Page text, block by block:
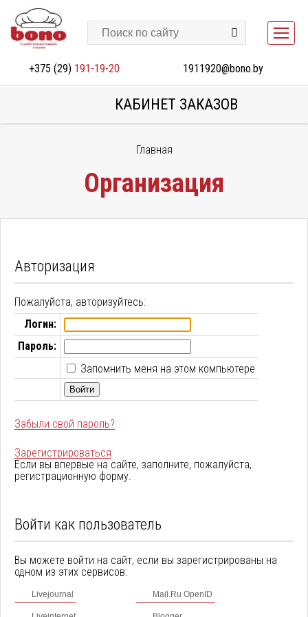
+375 (29) 191-19-20 1911920@bono.by
КАБИНЕТ ЗАКАЗОВ
Главная
Организация
Авторизация
Пожалуйста, авторизуйтесь:
Логин:
Пароль:
Запомнить меня на этом компьютере
Забыли свой пароль?
Зарегистрироваться
Если вы впервые на сайте, заполните, пожалуйста,
регистрационную форму.
Войти как пользователь
Вы можете войти на сайт, если вы зарегистрированы на
одном из этих сервисов:
Livejournal Mail.Ru OpenID